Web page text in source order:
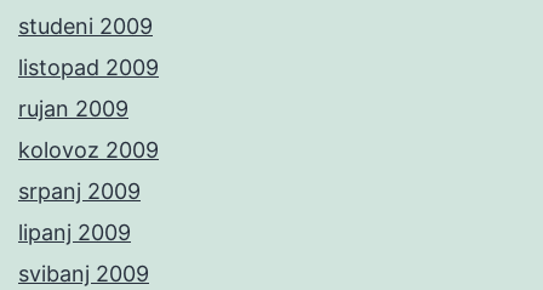
studeni 2009
listopad 2009
rujan 2009
kolovoz 2009
srpanj 2009
lipanj 2009
svibanj 2009